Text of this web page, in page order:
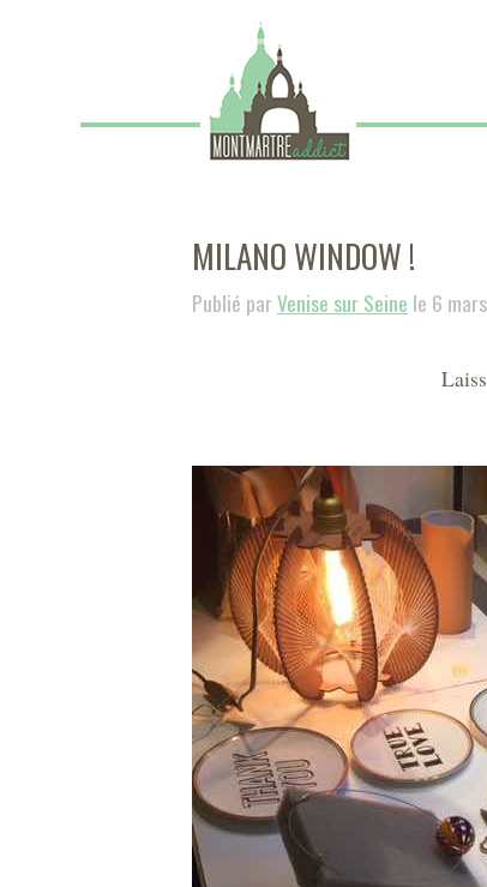
MILANO WINDOW !
Publié parVenise sur Seine le 6